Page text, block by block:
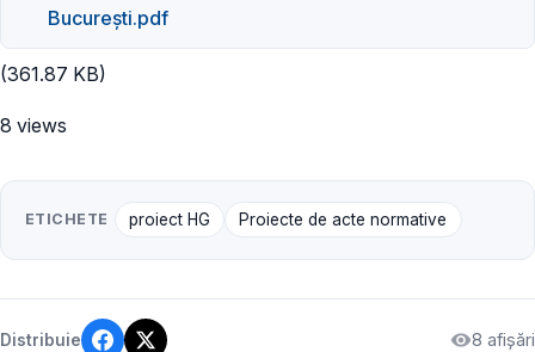
București.pdf
(361.87 KB)
8 views
ETICHETE proiect HG Proiecte de acte normative
Distribuie 8 afișări